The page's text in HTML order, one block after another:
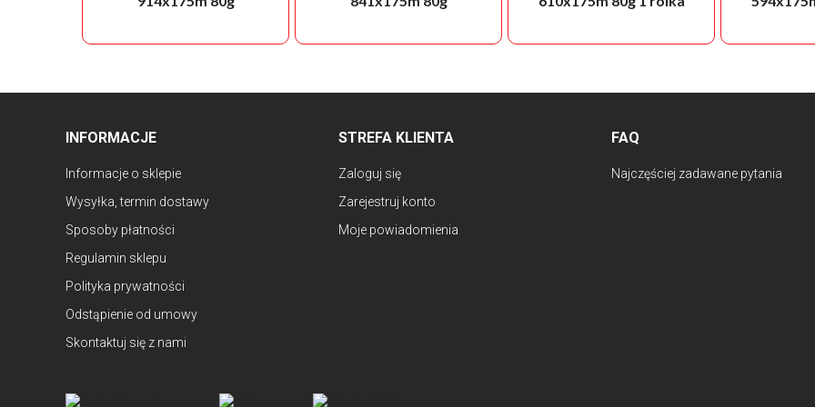
INFORMACJE
Informacje o sklepie
Wysyłka, termin dostawy
Sposoby płatności
Regulamin sklepu
Polityka prywatności
Odstąpienie od umowy
Skontaktuj się z nami
STREFA KLIENTA
Zaloguj się
Zarejestruj konto
Moje powiadomienia
FAQ
Najczęściej zadawane pytania